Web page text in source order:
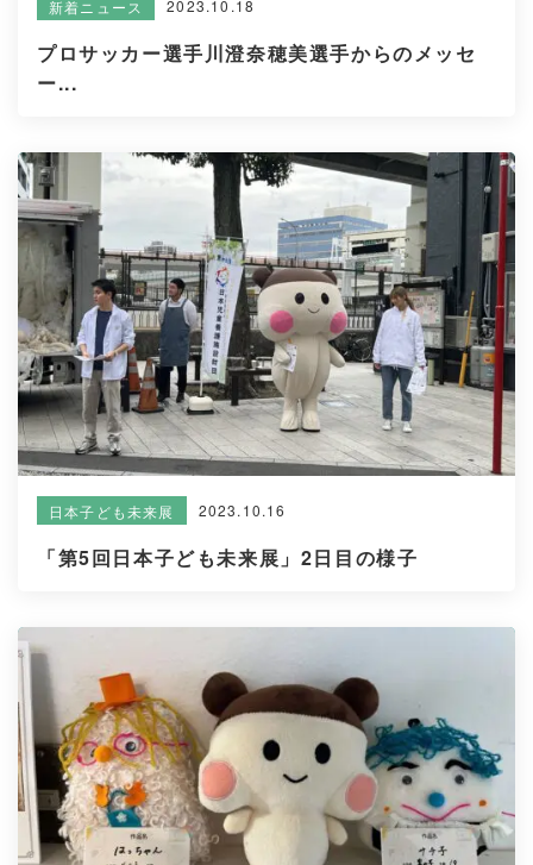
新着ニュース 2023.10.18
プロサッカー選手川澄奈穂美選手からのメッセ
ー...
日本子ども未来展 2023.10.16
「第5回日本子ども未来展」2日目の様子